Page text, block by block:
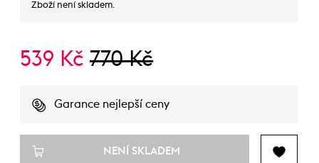
Zboží není skladem.
539 Kč 770 Kč
Garance nejlepší ceny
NENÍ SKLADEM